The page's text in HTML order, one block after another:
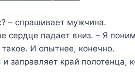
– спрашивает мужчина.
сердце падает вниз. – Я
И опытнее, конечно.
заправляет край полотенца,